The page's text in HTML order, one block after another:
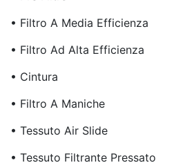
• Filtro A Media Efficienza
• Filtro Ad Alta Efficienza
• Cintura
• Filtro A Maniche
• Tessuto Air Slide
• Tessuto Filtrante Pressato